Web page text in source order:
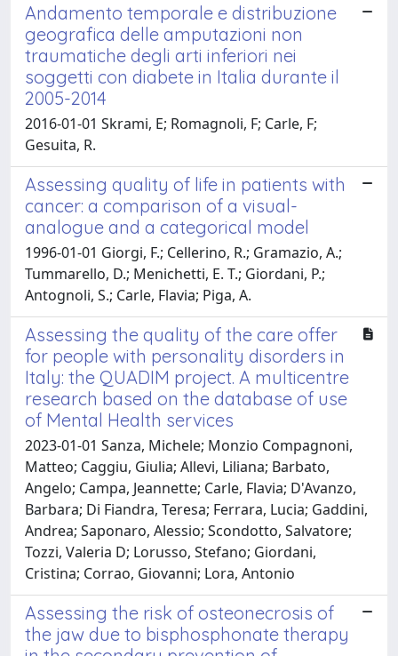
Andamento temporale e distribuzione
geografica delle amputazioni non
traumatiche degli arti inferiori nei
soggetti con diabete in Italia durante il
2005-2014
2016-01-01 Skrami, E; Romagnoli, F; Carle, F;
Gesuita, R.
Assessing quality of life in patients with
cancer: a comparison of a visual-
analogue and a categorical model
1996-01-01 Giorgi, F.; Cellerino, R.; Gramazio, A.;
Tummarello, D.; Menichetti, E. T.; Giordani, P.;
Antognoli, S.; Carle, Flavia; Piga, A.
Assessing the quality of the care offer
for people with personality disorders in
Italy: the QUADIM project. A multicentre
research based on the database of use
of Mental Health services
2023-01-01 Sanza, Michele; Monzio Compagnoni,
Matteo; Caggiu, Giulia; Allevi, Liliana; Barbato,
Angelo; Campa, Jeannette; Carle, Flavia; D'Avanzo,
Barbara; Di Fiandra, Teresa; Ferrara, Lucia; Gaddini,
Andrea; Saponaro, Alessio; Scondotto, Salvatore;
Tozzi, Valeria D; Lorusso, Stefano; Giordani,
Cristina; Corrao, Giovanni; Lora, Antonio
Assessing the risk of osteonecrosis of
the jaw due to bisphosphonate therapy